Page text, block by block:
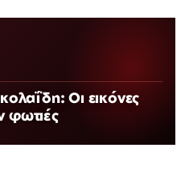
Οι εικόνες
φωτιές